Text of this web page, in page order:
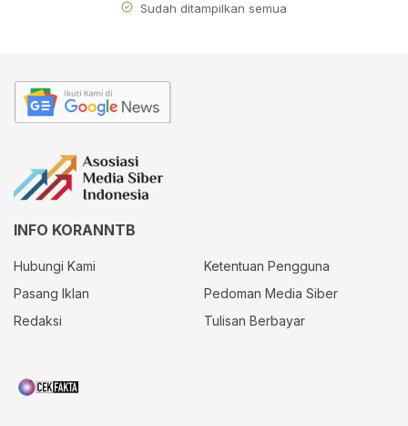
Sudah ditampilkan semua
INFO KORANNTB
Hubungi Kami
Ketentuan Pengguna
Pasang Iklan
Pedoman Media Siber
Redaksi
Tulisan Berbayar